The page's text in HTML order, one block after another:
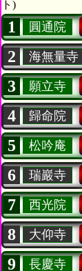
ト)
1 圓通院
2 海無量寺
3 願立寺
4 歸命院
5 松吟庵
6 瑞巖寺
7 西光院
8 大仰寺
9 長慶寺